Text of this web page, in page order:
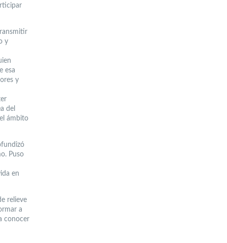
y
esa
y
del
ámbito
Puso
en
relieve
a
conocer